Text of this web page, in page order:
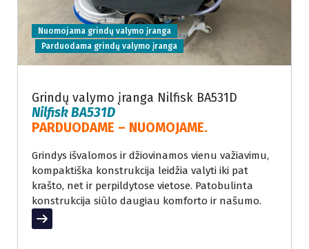
Nuomojama grindų valymo įranga
Parduodama grindų valymo įranga
Grindų valymo įranga Nilfisk BA531D
Nilfisk BA531D
PARDUODAME – NUOMOJAME.
Grindys išvalomos ir džiovinamos vienu važiavimu,
kompaktiška konstrukcija leidžia valyti iki pat
krašto, net ir perpildytose vietose. Patobulinta
konstrukcija siūlo daugiau komforto ir našumo.
Read More